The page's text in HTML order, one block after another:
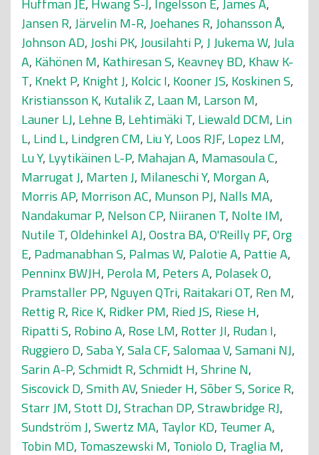
Huffman JE, Hwang S-J, Ingelsson E,James A,
Jansen R,Järvelin M-R,Joehanes R,Johansson Å,
Johnson AD,Joshi PK,Jousilahti P,J Jukema W,Jula
A, Kähönen M, Kathiresan S, Keavney BD, Khaw K-
T, Knekt P, Knight J, Kolcic I, Kooner JS, Koskinen S,
Kristiansson K, Kutalik Z, Laan M, Larson M,
Launer LJ, Lehne B, Lehtimäki T, Liewald DCM, Lin
L, Lind L, Lindgren CM, Liu Y, Loos RJF, Lopez LM,
Lu Y, Lyytikäinen L-P, Mahajan A, Mamasoula C,
Marrugat J, Marten J, Milaneschi Y, Morgan A,
Morris AP, Morrison AC, Munson PJ, Nalls MA,
Nandakumar P, Nelson CP, Niiranen T, Nolte IM,
Nutile T,Oldehinkel AJ,Oostra BA,O'Reilly PF,Org
E, Padmanabhan S, Palmas W, Palotie A, Pattie A,
Penninx BWJH, Perola M, Peters A, Polasek O,
Pramstaller PP, Nguyen QTri, Raitakari OT, Ren M,
Rettig R, Rice K, Ridker PM, Ried JS, Riese H,
Ripatti S, Robino A, Rose LM, Rotter JI, Rudan I,
Ruggiero D,Saba Y,Sala CF,Salomaa V,Samani NJ,
Sarin A-P,Schmidt R,Schmidt H,Shrine N,
Siscovick D,Smith AV,Snieder H,Sõber S,Sorice R,
Starr JM,Stott DJ,Strachan DP,Strawbridge RJ,
Sundström J,Swertz MA, Taylor KD, Teumer A,
Tobin MD, Tomaszewski M, Toniolo D, Traglia M,